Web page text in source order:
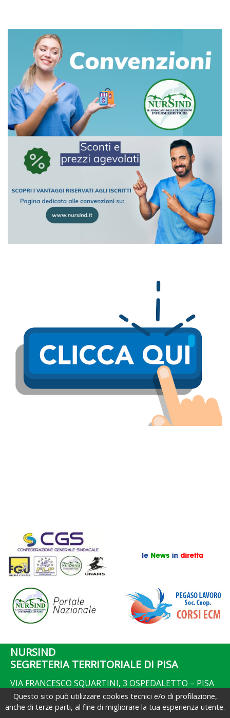
Questo sito può utilizzare cookies tecnici e/o di profilazione,
anche di terze parti, al fine di migliorare la tua esperienza utente.
NURSIND
SEGRETERIA TERRITORIALE DI PISA
VIA FRANCESCO SQUARTINI, 3 OSPEDALETTO – PISA
Tel. 050.31.600.49
Fax. 050.791.20.21